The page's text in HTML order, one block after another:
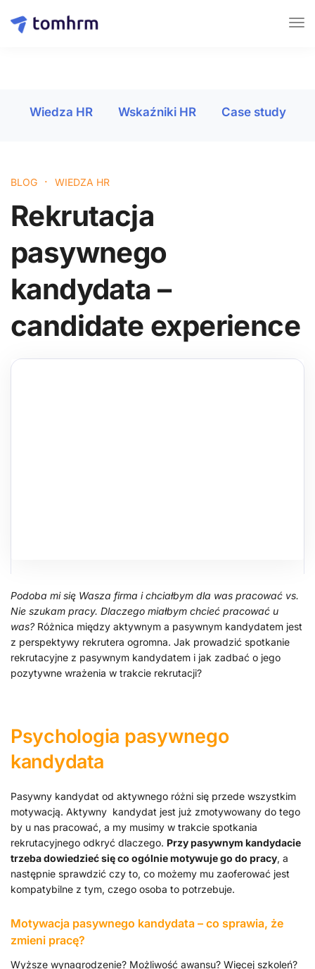
Wiedza HR Wskaźniki HR Case study
BLOG · WIEDZA HR
Rekrutacja
pasywnego
kandydata –
candidate experience
Podoba mi się Wasza firma i chciałbym dla was pracować vs.
Nie szukam pracy. Dlaczego miałbym chcieć pracować u
was? Różnica między aktywnym a pasywnym kandydatem jest
z perspektywy rekrutera ogromna. Jak prowadzić spotkanie
rekrutacyjne z pasywnym kandydatem i jak zadbać o jego
pozytywne wrażenia w trakcie rekrutacji?
Psychologia pasywnego
kandydata
Pasywny kandydat od aktywnego różni się przede wszystkim
motywacją. Aktywny kandydat jest już zmotywowany do tego
by u nas pracować, a my musimy w trakcie spotkania
rekrutacyjnego odkryć dlaczego. Przy pasywnym kandydacie
trzeba dowiedzieć się co ogólnie motywuje go do pracy, a
następnie sprawdzić czy to, co możemy mu zaoferować jest
kompatybilne z tym, czego osoba to potrzebuje.
Motywacja pasywnego kandydata – co sprawia, że
zmieni pracę?
Wyższe wynagrodzenie? Możliwość awansu? Więcej szkoleń?